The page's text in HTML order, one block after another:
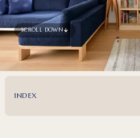
SCROLL DOWN
INDEX